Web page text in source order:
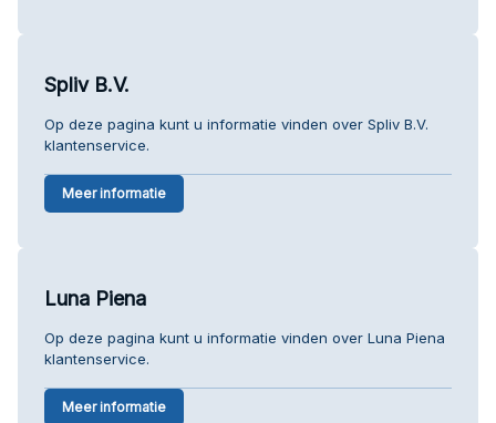
Spliv B.V.
Op deze pagina kunt u informatie vinden over Spliv B.V.
klantenservice.
Meer informatie
Luna Piena
Op deze pagina kunt u informatie vinden over Luna Piena
klantenservice.
Meer informatie